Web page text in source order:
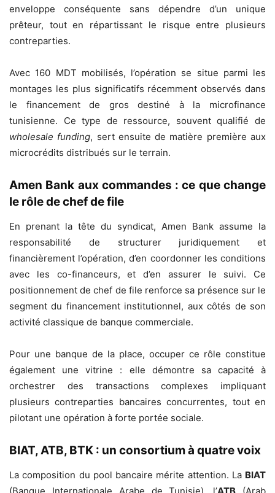
enveloppe conséquente sans dépendre d’un unique
prêteur, tout en répartissant le risque entre plusieurs
contreparties.
Avec 160 MDT mobilisés, l’opération se situe parmi les
montages les plus significatifs récemment observés dans
le financement de gros destiné à la microfinance
tunisienne. Ce type de ressource, souvent qualifié de
wholesale funding, sert ensuite de matière première aux
microcrédits distribués sur le terrain.
Amen Bank aux commandes : ce que change
le rôle de chef de file
En prenant la tête du syndicat, Amen Bank assume la
responsabilité de structurer juridiquement et
financièrement l’opération, d’en coordonner les conditions
avec les co-financeurs, et d’en assurer le suivi. Ce
positionnement de chef de file renforce sa présence sur le
segment du financement institutionnel, aux côtés de son
activité classique de banque commerciale.
Pour une banque de la place, occuper ce rôle constitue
également une vitrine : elle démontre sa capacité à
orchestrer des transactions complexes impliquant
plusieurs contreparties bancaires concurrentes, tout en
pilotant une opération à forte portée sociale.
BIAT, ATB, BTK : un consortium à quatre voix
La composition du pool bancaire mérite attention. La BIAT